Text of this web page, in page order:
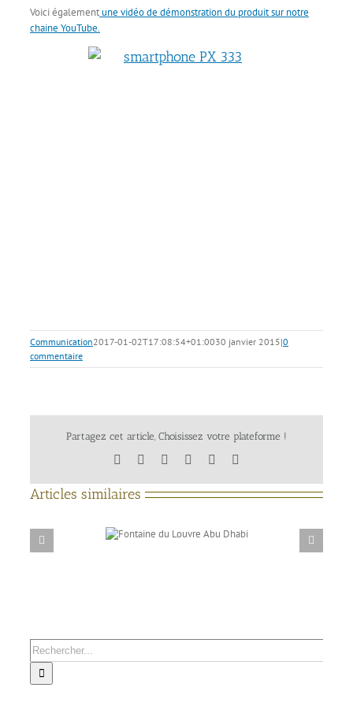
Voici égalementune vidéo de démonstration du produit sur notre
chaine YouTube.
Communication2017-01-02T17:08:54+01:0030 janvier 2015|0
commentaire
Partagez cet article, Choisissez votre plateforme !
Facebook LinkedIn
TumblrPinterest
Articles similaires
du Louvre Abu
Rechercher: